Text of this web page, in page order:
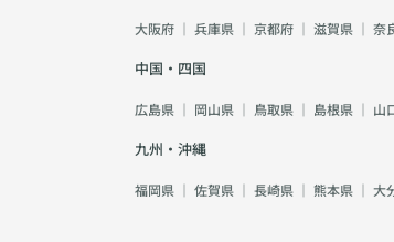
大阪府 ｜ 兵庫県 ｜ 京都府 ｜ 滋賀県 ｜ 奈
中国・四国
広島県 ｜ 岡山県 ｜ 鳥取県 ｜ 島根県 ｜ 山
九州・沖縄
福岡県 ｜ 佐賀県 ｜ 長崎県 ｜ 熊本県 ｜ 大